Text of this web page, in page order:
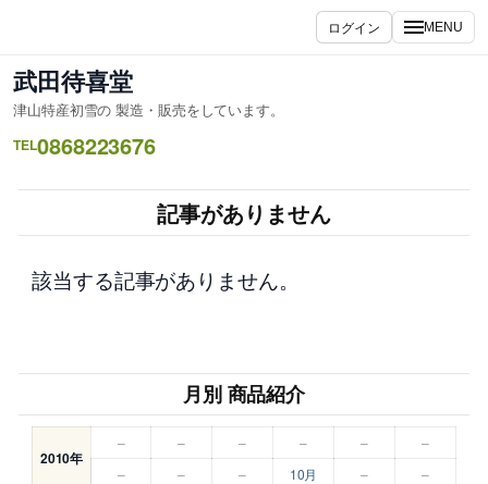
を
ス
キ
ッ
ログイン MENU
武田待喜堂
津山特産初雪の 製造・販売をしています。
TEL0868223676
記事がありません
該当する記事がありません。
月別 商品紹介
2010年
– – – – –
–
–
– – 10月 – –